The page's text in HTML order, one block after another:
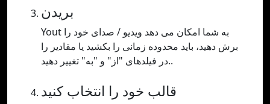
بریدن
Yout به شما امکان می دهد ویدیو / صدای خود را
برش دهید، باید محدوده زمانی را بکشید یا مقادیر را
در فیلدهای "از" و "به" تغییر دهید..
قالب خود را انتخاب کنید